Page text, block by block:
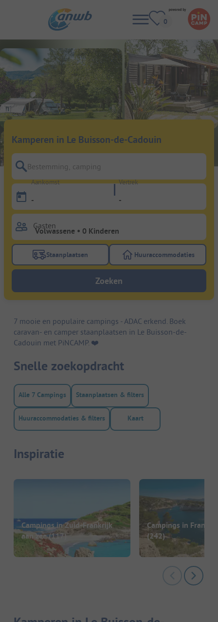
Kamperen in Le Buisson-de-Cadouin
Bestemming, camping
Aankomst
-
Vertrek
-
Gasten
Gebruik de filterknop staanplaatsen om te zoeken
Staanplaatsen Gebruik de
Huuraccommodaties
Zoeken
7 mooie en populaire campings - ADAC erkend. Boek
caravan- en camper staanplaatsen in Le Buisson-de-
Cadouin met PiNCAMP. ❤️️
Snelle zoekopdracht
Alle 7 Campings Staanplaatsen & filters
Huuraccommodaties & filters Kaart
Inspiratie
Campings in Zuid-Frankrijk
aan zee(117)
Campings in
(242)